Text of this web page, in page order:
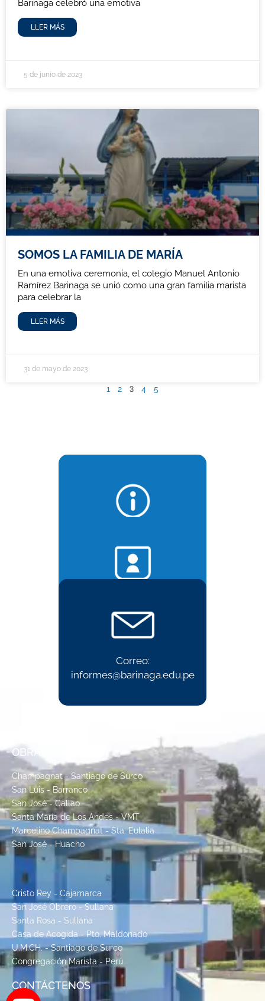
Barinaga celebró una emotiva
LLER MÁS
5 de junio de 2023
SOMOS LA FAMILIA DE MARÍA
En una emotiva ceremonia, el colegio Manuel Antonio
Ramírez Barinaga se unió como una gran familia marista
para celebrar la
LLER MÁS
31 de mayo de 2023
1 2 3 4 5
985 594 877
975 485 480
Correo:
informes@barinaga.edu.pe
OBRAS MARISTAS
Champagnat - Santiago de Surco
San Luis - Barranco
San José - Callao
Santa María de Los Andes - VMT
Marcelino Champagnat - Sta. Eulalia
San José - Huacho
Cristo Rey - Cajamarca
San José Obrero - Sullana
Santa Rosa - Sullana
Casa de Acogida - Pto. Maldonado
U.M.CH. - Santiago de Surco
Congregación Marista - Perú
CONTÁCTENOS